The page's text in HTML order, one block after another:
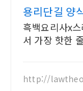
용리단길 양
흑백요리사x
서 가장 핫한
http://